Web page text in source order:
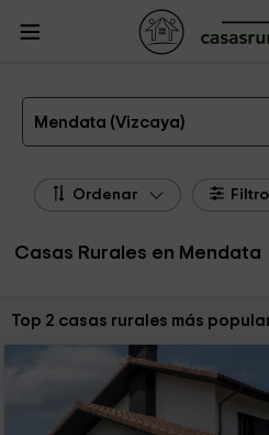
Casas Rurales
Vizcaya
Casas Rurales Mendata
Las 2 mejores casas rurales en Mendata de
Mendata (Vizcaya)
Ordenar
Casas Rurales en Mendata
Ordenar por:
Top 2 casas rurales más